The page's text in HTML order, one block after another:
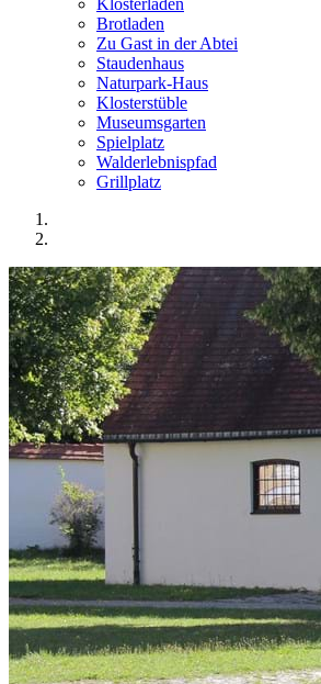
Klosterladen
Brotladen
Zu Gast in der Abtei
Staudenhaus
Naturpark-Haus
Klosterstüble
Museumsgarten
Spielplatz
Walderlebnispfad
Grillplatz